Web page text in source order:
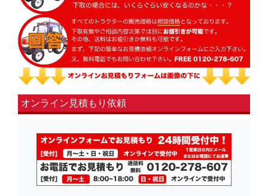
オンライン見積もり依頼
fsLeft